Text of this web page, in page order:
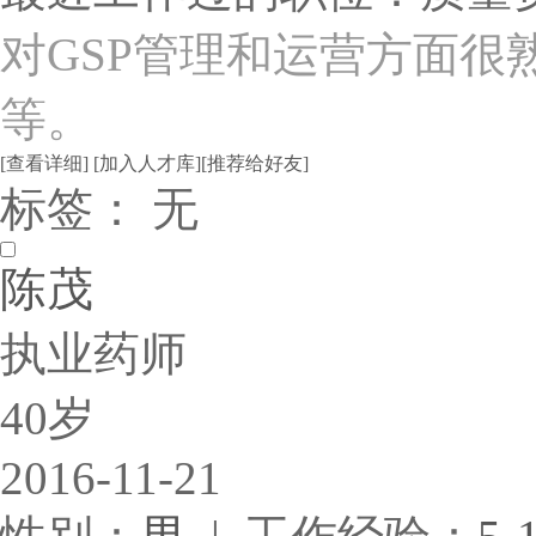
对GSP管理和运营方面很
等。
[查看详细] [加入人才库][推荐给好友]
标签： 无
陈茂
执业药师
40岁
2016-11-21